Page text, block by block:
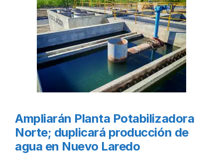
Ampliarán Planta Potabilizadora
Norte; duplicará producción de
agua en Nuevo Laredo